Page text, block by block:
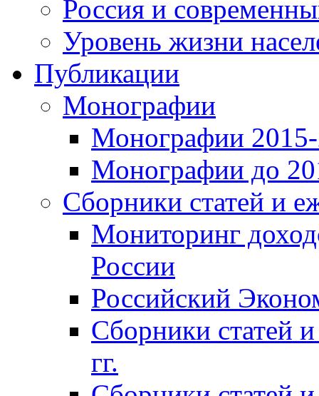
Россия и
Уровень жизни
Публикации
Монографии
Монографии 2015-
Монографии до
Сборники статей и
Мониторинг
России
Российский
Сборники статей
гг.